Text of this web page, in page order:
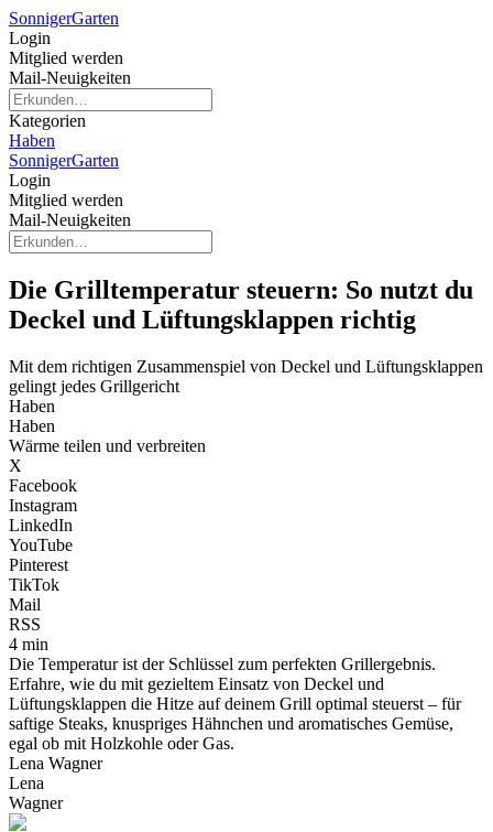
SonnigerGarten
Login
Mitglied werden
Mail-Neuigkeiten
Kategorien
Haben
SonnigerGarten
Login
Mitglied werden
Mail-Neuigkeiten
Die Grilltemperatur steuern: So nutzt du
Deckel und Lüftungsklappen richtig
Mit dem richtigen Zusammenspiel von Deckel und Lüftungsklappen
gelingt jedes Grillgericht
Haben
Haben
Wärme teilen und verbreiten
X
Facebook
Instagram
LinkedIn
YouTube
Pinterest
TikTok
Mail
RSS
4 min
Die Temperatur ist der Schlüssel zum perfekten Grillergebnis.
Erfahre, wie du mit gezieltem Einsatz von Deckel und
Lüftungsklappen die Hitze auf deinem Grill optimal steuerst – für
saftige Steaks, knuspriges Hähnchen und aromatisches Gemüse,
egal ob mit Holzkohle oder Gas.
Lena Wagner
Lena
Wagner